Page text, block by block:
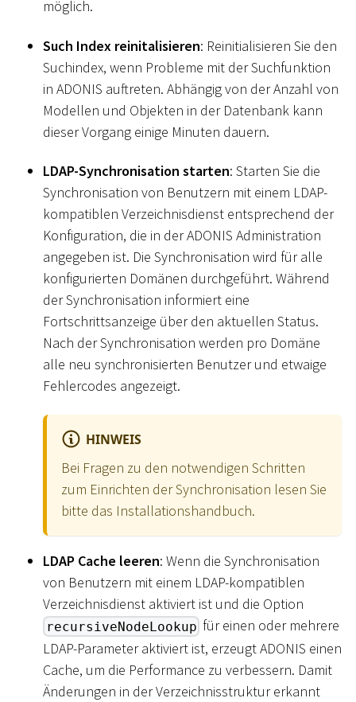
möglich.
Such Index reinitalisieren: Reinitialisieren Sie den
Suchindex, wenn Probleme mit der Suchfunktion
in ADONIS auftreten. Abhängig von der Anzahl von
Modellen und Objekten in der Datenbank kann
dieser Vorgang einige Minuten dauern.
LDAP-Synchronisation starten: Starten Sie die
Synchronisation von Benutzern mit einem LDAP-
kompatiblen Verzeichnisdienst entsprechend der
Konfiguration, die in der ADONIS Administration
angegeben ist. Die Synchronisation wird für alle
konfigurierten Domänen durchgeführt. Während
der Synchronisation informiert eine
Fortschrittsanzeige über den aktuellen Status.
Nach der Synchronisation werden pro Domäne
alle neu synchronisierten Benutzer und etwaige
Fehlercodes angezeigt.
HINWEIS
Bei Fragen zu den notwendigen Schritten
zum Einrichten der Synchronisation lesen Sie
bitte das Installationshandbuch.
LDAP Cache leeren: Wenn die Synchronisation
von Benutzern mit einem LDAP-kompatiblen
Verzeichnisdienst aktiviert ist und die Option
recursiveNodeLookup für einen oder mehrere
LDAP-Parameter aktiviert ist, erzeugt ADONIS einen
Cache, um die Performance zu verbessern. Damit
Änderungen in der Verzeichnisstruktur erkannt